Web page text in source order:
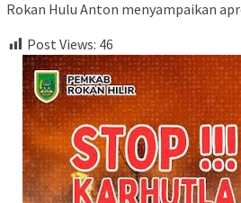
Rokan Hulu Anton menyampaikan
Post Views: 46